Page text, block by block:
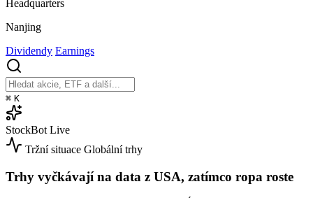
Headquarters
Nanjing
Dividendy Earnings
⌘ K
StockBot Live
Tržní situace Globální trhy
Trhy vyčkávají na data z USA, zatímco ropa roste